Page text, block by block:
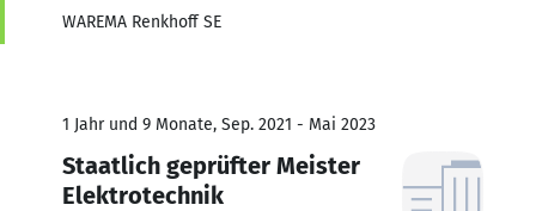
WAREMA Renkhoff SE
1 Jahr und 9 Monate, Sep. 2021 - Mai 2023
Staatlich geprüfter Meister
Elektrotechnik